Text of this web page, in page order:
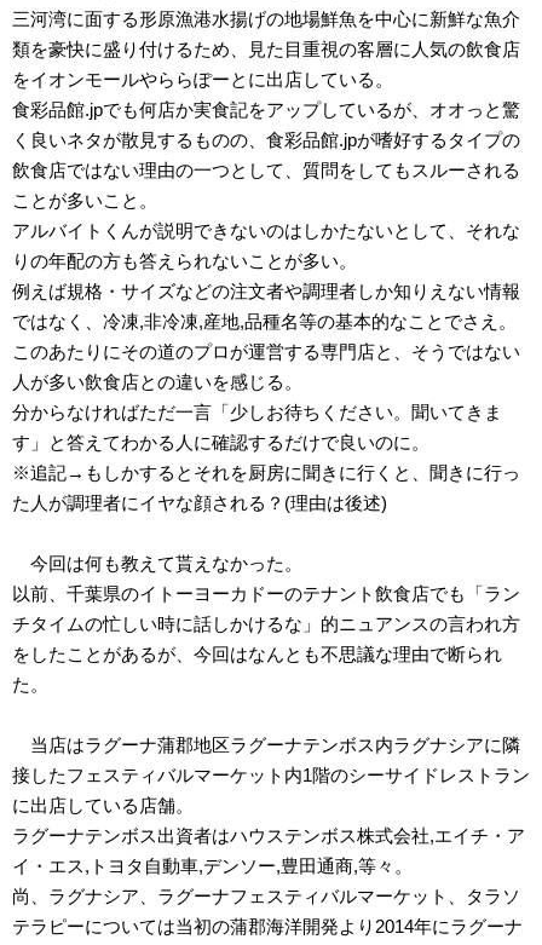
三河湾に面する形原漁港水揚げの地場鮮魚を中心に新鮮な魚介
類を豪快に盛り付けるため、見た目重視の客層に人気の飲食店
をイオンモールやららぽーとに出店している。
食彩品館.jpでも何店か実食記をアップしているが、オオっと驚
く良いネタが散見するものの、食彩品館.jpが嗜好するタイプの
飲食店ではない理由の一つとして、質問をしてもスルーされる
ことが多いこと。
アルバイトくんが説明できないのはしかたないとして、それな
りの年配の方も答えられないことが多い。
例えば規格・サイズなどの注文者や調理者しか知りえない情報
ではなく、冷凍,非冷凍,産地,品種名等の基本的なことでさえ。
このあたりにその道のプロが運営する専門店と、そうではない
人が多い飲食店との違いを感じる。
分からなければただ一言「少しお待ちください。聞いてきま
す」と答えてわかる人に確認するだけで良いのに。
※追記→もしかするとそれを厨房に聞きに行くと、聞きに行っ
た人が調理者にイヤな顔される？(理由は後述)
今回は何も教えて貰えなかった。
以前、千葉県のイトーヨーカドーのテナント飲食店でも「ラン
チタイムの忙しい時に話しかけるな」的ニュアンスの言われ方
をしたことがあるが、今回はなんとも不思議な理由で断られ
た。
当店はラグーナ蒲郡地区ラグーナテンボス内ラグナシアに隣
接したフェスティバルマーケット内1階のシーサイドレストラン
に出店している店舗。
ラグーナテンボス出資者はハウステンボス株式会社,エイチ・ア
イ・エス,トヨタ自動車,デンソー,豊田通商,等々。
尚、ラグナシア、ラグーナフェスティバルマーケット、タラソ
テラピーについては当初の蒲郡海洋開発より2014年にラグーナ